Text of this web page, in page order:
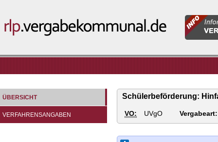
rlp.vergabekommunal.de
für
ÜBERSICHT
VERFAHRENSANGABEN
Schülerbeförderung:
VO: UVgO Vergabeart: